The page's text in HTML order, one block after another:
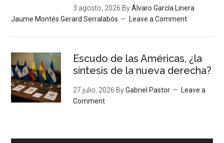
3 agosto, 2026 ByÁlvaro García Linera
Jaume Montés Gerard Serralabós
Leave a Comment
Escudo de las Américas, ¿la
síntesis de la nueva derecha?
27 julio, 2026 ByGabriel Pastor
Leave a
Comment